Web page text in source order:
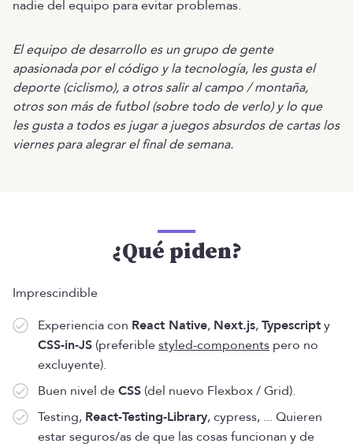
nadie del equipo para evitar problemas.
El equipo de desarrollo es un grupo de gente
apasionada por el código y la tecnología, les gusta el
deporte (ciclismo), a otros salir al campo / montaña,
otros son más de futbol (sobre todo de verlo) y lo que
les gusta a todos es jugar a juegos absurdos de cartas los
viernes para alegrar el final de semana.
¿Qué piden?
Imprescindible
Experiencia con React Native, Next.js,Typescripty
CSS-in-JS (preferiblestyled-components pero no
excluyente).
Buen nivel deCSS (del nuevo Flexbox / Grid).
Testing, React-Testing-Library, cypress, ... Quieren
estar seguros/as de que las cosas funcionan y de